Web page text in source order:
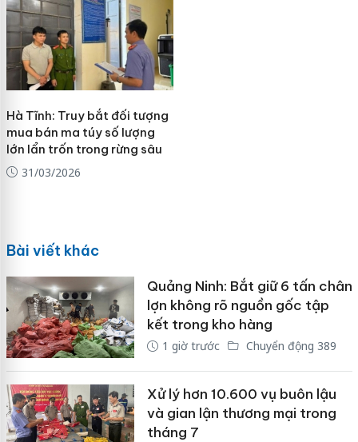
Hà Tĩnh: Truy bắt đối tượng
mua bán ma túy số lượng
lớn lẩn trốn trong rừng sâu
31/03/2026
Bài viết khác
Quảng Ninh: Bắt giữ 6 tấn chân
lợn không rõ nguồn gốc tập
kết trong kho hàng
1 giờ trước Chuyển động 389
Xử lý hơn 10.600 vụ buôn lậu
và gian lận thương mại trong
tháng 7